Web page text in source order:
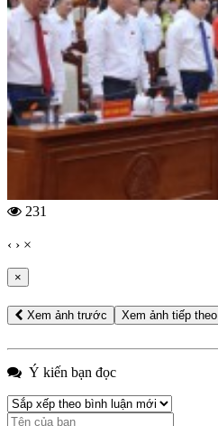
231
‹ › ×
×
Xem ảnh trước Xem ảnh tiếp theo
Ý kiến bạn đọc